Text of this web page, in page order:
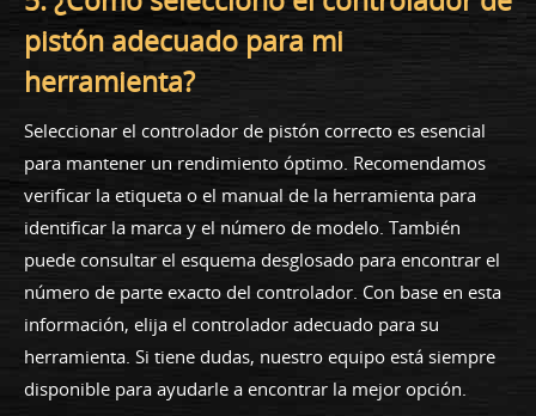
pistón adecuado para mi
herramienta?
Seleccionar el controlador de pistón correcto es esencial
para mantener un rendimiento óptimo. Recomendamos
verificar la etiqueta o el manual de la herramienta para
identificar la marca y el número de modelo. También
puede consultar el esquema desglosado para encontrar el
número de parte exacto del controlador. Con base en esta
información, elija el controlador adecuado para su
herramienta. Si tiene dudas, nuestro equipo está siempre
disponible para ayudarle a encontrar la mejor opción.